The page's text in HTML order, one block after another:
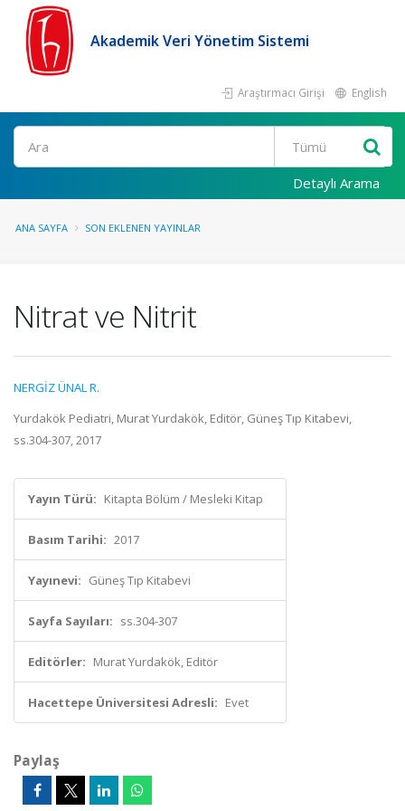
Akademik Veri Yönetim Sistemi
Araştırmacı Girişi English
Ara
Detaylı Arama
ANA SAYFA SON EKLENEN YAYINLAR
Nitrat ve Nitrit
NERGİZ ÜNAL R.
Yurdakök Pediatri, Murat Yurdakök, Editör, Güneş Tıp Kitabevi,
ss.304-307, 2017
Yayın Türü: Kitapta Bölüm / Mesleki Kitap
Basım Tarihi: 2017
Yayınevi: Güneş Tıp Kitabevi
Sayfa Sayıları: ss.304-307
Editörler: Murat Yurdakök, Editör
Hacettepe Üniversitesi Adresli: Evet
Paylaş